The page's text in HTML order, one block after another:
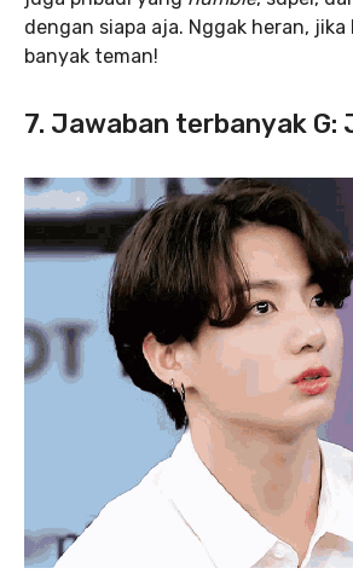
dengan siapa aja. Nggak heran, jika
banyak teman!
7. Jawaban terbanyak G: